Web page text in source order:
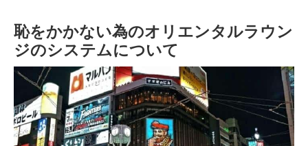
恥をかかない為のオリエンタルラウン
ジのシステムについて